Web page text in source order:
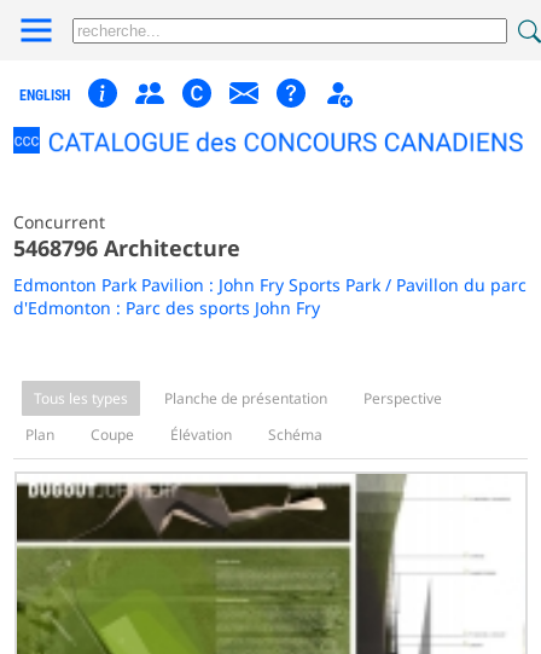
ENGLISH
Concurrent
5468796 Architecture
Edmonton Park Pavilion : John Fry Sports Park / Pavillon du parc
d'Edmonton : Parc des sports John Fry
Tous les types Planche de présentation
Perspective
Plan
Coupe Élévation Schéma